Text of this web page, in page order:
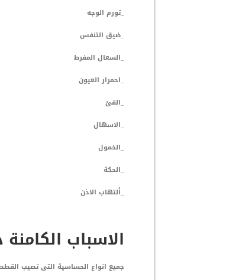
_تورم الوجه
_ضيق التنفس
_السعال المفرط
_احمرار العيون
_القئ
_الاسهال
_الخمول
_الحكة
_ألتهاب الاذن
الاسباب
جميع انواع الحساسية التى تصيب